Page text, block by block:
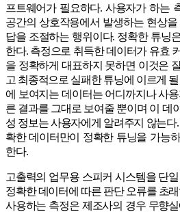
프트웨어가 필요하다. 사용자가 하는
공간의 상호작용에서 발생하는 현상
답을 조절하는 행위이다. 정확한 튜닝
한다. 측정으로 취득한 데이터가 유효
을 정확하게 대표하지 못하면 이것은
고 최종적으로 실패한 튜닝에 이르게
에 보여지는 데이터는 어디까지나 사
른 결과를 그대로 보여줄 뿐이며 이 데
성 정보는 사용자에게 알려주지 않는
확한 데이터만이 정확한 튜닝을 가능
한다.
고출력의 업무용 스피커 시스템을 단
정확한 데이터에 따른 판단 오류를 초
사용하는 측정은 제조사의 경우 무향